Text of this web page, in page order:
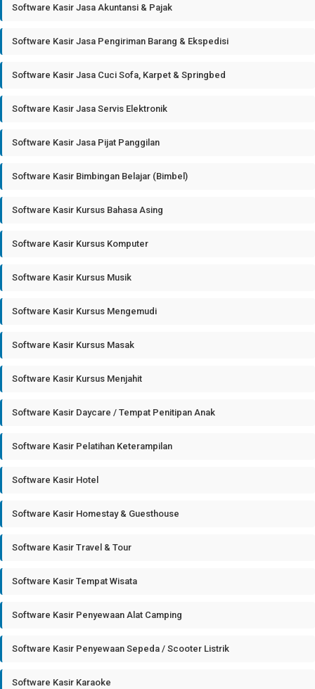
Software Kasir Jasa Akuntansi & Pajak
Software Kasir Jasa Pengiriman Barang & Ekspedisi
Software Kasir Jasa Cuci Sofa, Karpet & Springbed
Software Kasir Jasa Servis Elektronik
Software Kasir Jasa Pijat Panggilan
Software Kasir Bimbingan Belajar (Bimbel)
Software Kasir Kursus Bahasa Asing
Software Kasir Kursus Komputer
Software Kasir Kursus Musik
Software Kasir Kursus Mengemudi
Software Kasir Kursus Masak
Software Kasir Kursus Menjahit
Software Kasir Daycare / Tempat Penitipan Anak
Software Kasir Pelatihan Keterampilan
Software Kasir Hotel
Software Kasir Homestay & Guesthouse
Software Kasir Travel & Tour
Software Kasir Tempat Wisata
Software Kasir Penyewaan Alat Camping
Software Kasir Penyewaan Sepeda / Scooter Listrik
Software Kasir Karaoke